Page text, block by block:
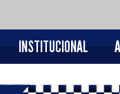
INSTITUCIONAL